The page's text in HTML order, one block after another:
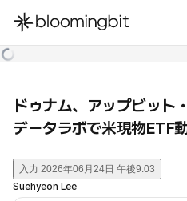
한국어
ドゥナム、アップビット・
データラボで米現物ETF
入力 2026年06月24日 午後9:03
Suehyeon Lee